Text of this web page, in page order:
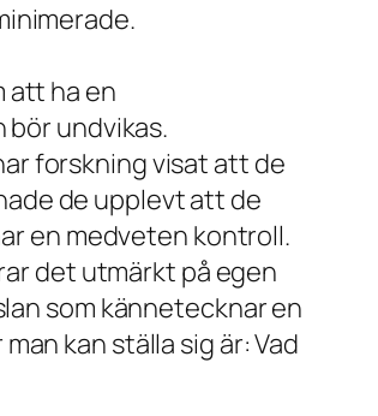
att ha en
undvikas.
forskning visat att de
de upplevt att de
en medveten kontroll.
det utmärkt på egen
som kännetecknar en
kan ställa sig är: Vad